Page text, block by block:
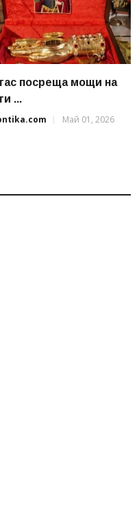
посреща мощи на
...
Май 01, 2026